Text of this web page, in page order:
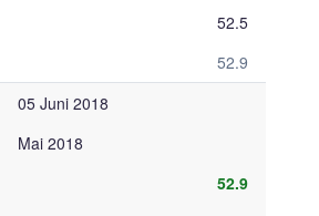
52.5
52.9
05 Juni 2018
Mai 2018
52.9